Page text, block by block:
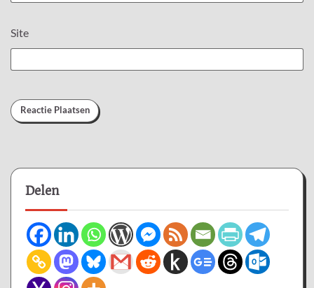
Site
Delen